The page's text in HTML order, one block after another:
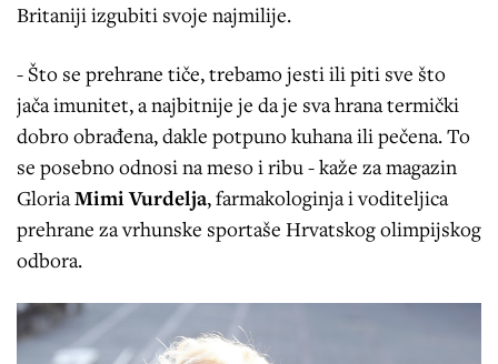
Britaniji izgubiti svoje najmilije.
- Što se prehrane tiče, trebamo jesti ili piti sve što
jača imunitet, a najbitnije je da je sva hrana termički
dobro obrađena, dakle potpuno kuhana ili pečena. To
se posebno odnosi na meso i ribu - kaže za magazin
GloriaMimi Vurdelja, farmakologinja i voditeljica
prehrane za vrhunske sportaše Hrvatskog olimpijskog
odbora.